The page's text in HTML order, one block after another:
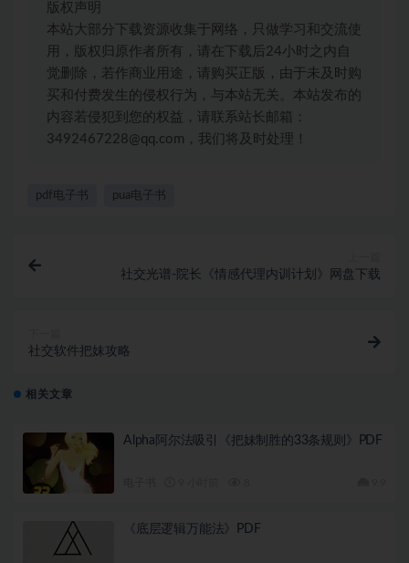
版权声明
本站大部分下载资源收集于网络，只做学习和交流使
用，版权归原作者所有，请在下载后24小时之内自
觉删除，若作商业用途，请购买正版，由于未及时购
买和付费发生的侵权行为，与本站无关。本站发布的
内容若侵犯到您的权益，请联系站长邮箱：
3492467228@qq.com，我们将及时处理！
pdf电子书 pua电子书
社交光谱-院长《情感代理内训计划》网盘下载
社交软件把妹攻略
相关文章
Alpha阿尔法吸引《把妹制胜的33条规则》PDF
《底层逻辑万能法》PDF